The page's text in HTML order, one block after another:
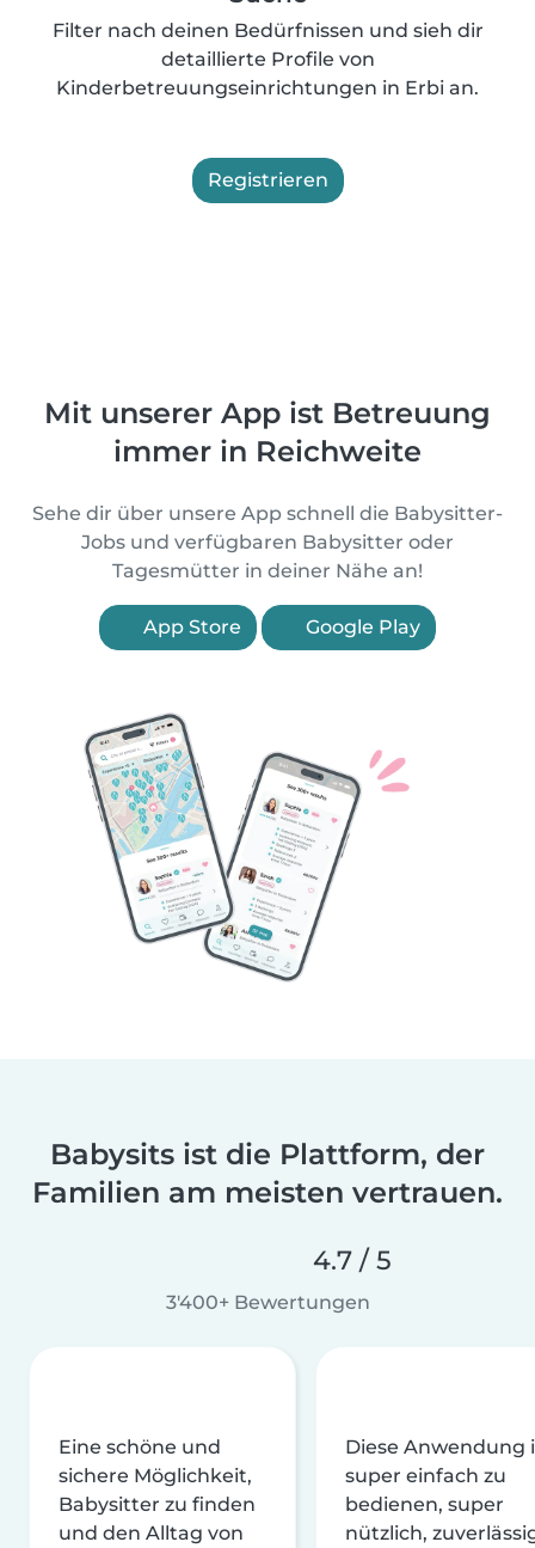
Filter nach deinen Bedürfnissen und sieh dir
detaillierte Profile von
Kinderbetreuungseinrichtungen in Erbi an.
Registrieren
Mit unserer App ist Betreuung
immer in Reichweite
Sehe dir über unsere App schnell die Babysitter-
Jobs und verfügbaren Babysitter oder
Tagesmütter in deiner Nähe an!
App Store Google Play
Babysits ist die Plattform, der
Familien am meisten vertrauen.
4.7 / 5
3'400+ Bewertungen
Eine schöne und
sichere Möglichkeit,
Babysitter zu finden
und den Alltag von
Diese Anwendung
super einfach zu
bedienen, super
nützlich,